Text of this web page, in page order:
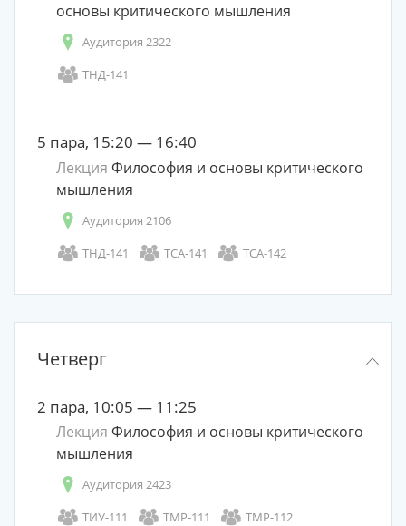
основы критического мышления
Аудитория 2322
ТНД-141
5 пара, 15:20 — 16:40
Лекция Философия и основы критического
мышления
Аудитория 2106
ТНД-141
ТСА-141 ТСА-142
Четверг
2 пара, 10:05 — 11:25
Лекция Философия и основы критического
мышления
Аудитория 2423
ТИУ-111
ТМР-111 ТМР-112